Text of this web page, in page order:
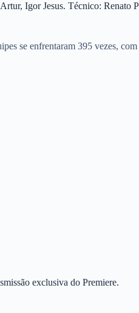
Igor Jesus. Técnico: Renato
se enfrentaram 395 vezes,
exclusiva do Premiere.